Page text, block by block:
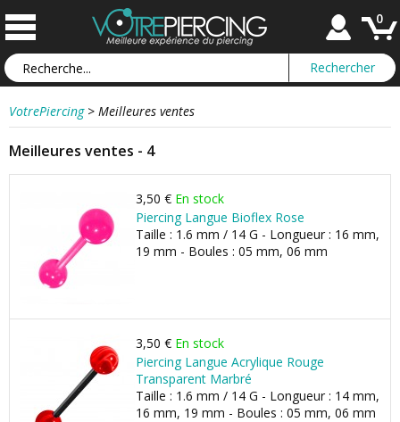
0
VotrePiercing > Meilleures ventes
Meilleures ventes - 4
3,50 € En stock
Piercing Langue Bioflex Rose
Taille : 1.6 mm / 14 G - Longueur : 16 mm,
19 mm - Boules : 05 mm, 06 mm
3,50 € En stock
Piercing Langue Acrylique Rouge
Transparent Marbré
Taille : 1.6 mm / 14 G - Longueur : 14 mm,
16 mm, 19 mm - Boules : 05 mm, 06 mm